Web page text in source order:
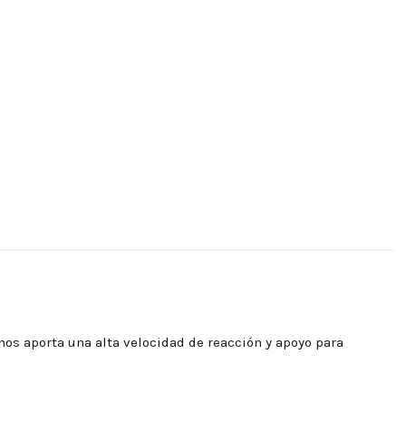
aporta una alta velocidad de reacción y apoyo para